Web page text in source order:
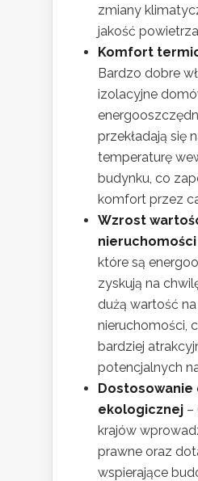
zmiany
jakość
Komfort
Bardzo dobre
izolacyjne
przekładają się
temperaturę
budynku, co
komfort przez
Wzrost
nieruchomości
które są
zyskują na
dużą wartość
nieruchomości,
bardziej
potencjalnych
ekologicznej –
krajów
prawne oraz
wspierające